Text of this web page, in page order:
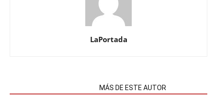
LaPortada
MÁS DE ESTE AUTOR